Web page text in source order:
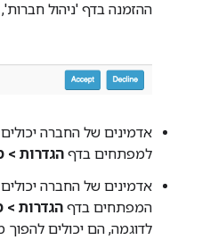
ההזמנה בדף 'ניהול
אדמינים של החברה
למפתחים בדף הגדרות
אדמינים של החברה
המפתחים בדף הגדרות
לדוגמה, הם יכולים להפוך